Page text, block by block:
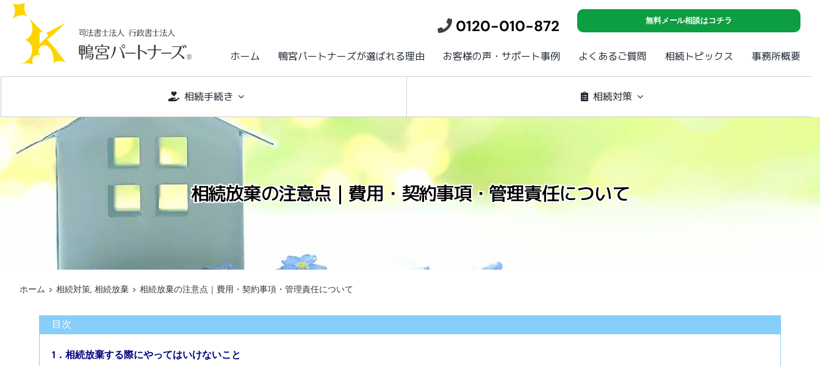
t
o
e
n
0120-010-872 無料メール相談はコチラ
ホーム 鴨宮パートナーズが選ばれる理由 お客様の声・サポート事例 よくあるご質問 相続トピックス 事務所概要
相続手続き 相続対策
相続放棄の注意点｜費用・契約事項・管理責任について
ホーム > 相続対策, 相続放棄 > 相続放棄の注意点｜費用・契約事項・管理責任について
目次
1．相続放棄する際にやってはいけないこと